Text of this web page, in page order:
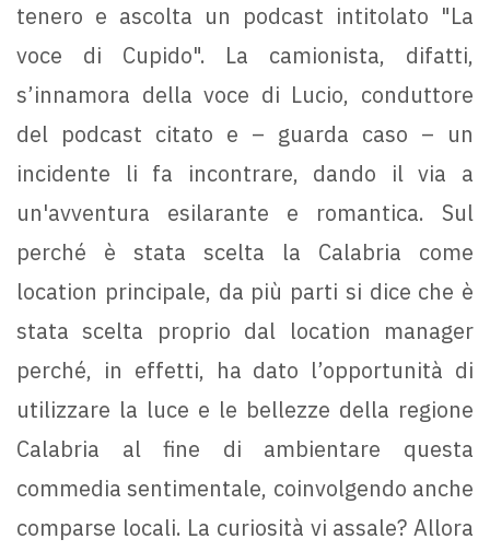
tenero e ascolta un podcast intitolato "La
voce di Cupido". La camionista, difatti,
s’innamora della voce di Lucio, conduttore
del podcast citato e – guarda caso – un
incidente li fa incontrare, dando il via a
un'avventura esilarante e romantica. Sul
perché è stata scelta la Calabria come
location principale, da più parti si dice che è
stata scelta proprio dal location manager
perché, in effetti, ha dato l’opportunità di
utilizzare la luce e le bellezze della regione
Calabria al fine di ambientare questa
commedia sentimentale, coinvolgendo anche
comparse locali. La curiosità vi assale? Allora